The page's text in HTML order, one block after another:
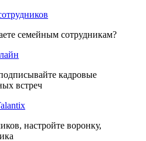
семейным сотрудникам?
кадровые
встреч
настройте воронку,